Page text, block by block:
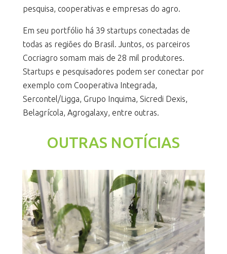
pesquisa, cooperativas e empresas do agro.
Em seu portfólio há 39 startups conectadas de
todas as regiões do Brasil. Juntos, os parceiros
Cocriagro somam mais de 28 mil produtores.
Startups e pesquisadores podem ser conectar por
exemplo com Cooperativa Integrada,
Sercontel/Ligga, Grupo Inquima, Sicredi Dexis,
Belagrícola, Agrogalaxy, entre outras.
OUTRAS NOTÍCIAS